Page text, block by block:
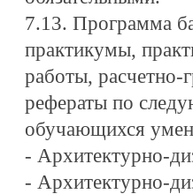
7.13. Программа
практикумы,
работы, расчетно-
рефераты по
обучающихся
- Архитектурно-
- Архитектурно-